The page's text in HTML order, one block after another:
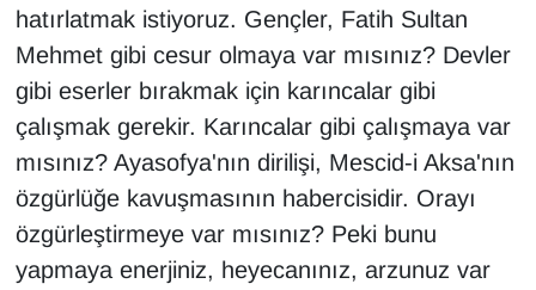
hatırlatmak istiyoruz. Gençler, Fatih Sultan
Mehmet gibi cesur olmaya var mısınız? Devler
gibi eserler bırakmak için karıncalar gibi
çalışmak gerekir. Karıncalar gibi çalışmaya var
mısınız? Ayasofya'nın dirilişi, Mescid-i Aksa'nın
özgürlüğe kavuşmasının habercisidir. Orayı
özgürleştirmeye var mısınız? Peki bunu
yapmaya enerjiniz, heyecanınız, arzunuz var